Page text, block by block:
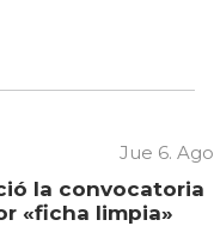
Jue 6. Ago
la convocatoria
«ficha limpia»